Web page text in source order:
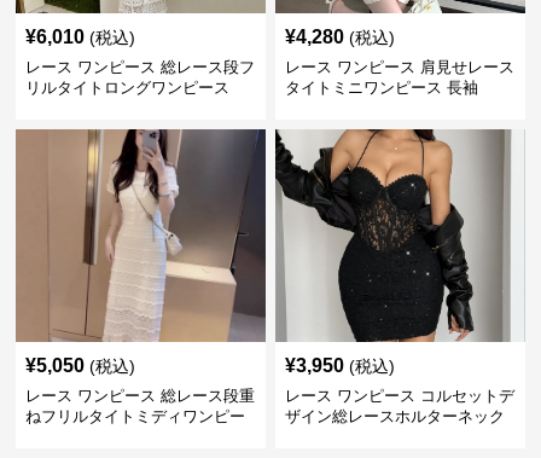
¥6,010 (税込)
レース ワンピース 総レース段フ
リルタイトロングワンピース
¥4,280 (税込)
レース ワンピース 肩見せレース
タイトミニワンピース 長袖
¥5,050 (税込)
レース ワンピース 総レース段重
ねフリルタイトミディワンピー
¥3,950 (税込)
レース ワンピース コルセットデ
ザイン総レースホルターネック